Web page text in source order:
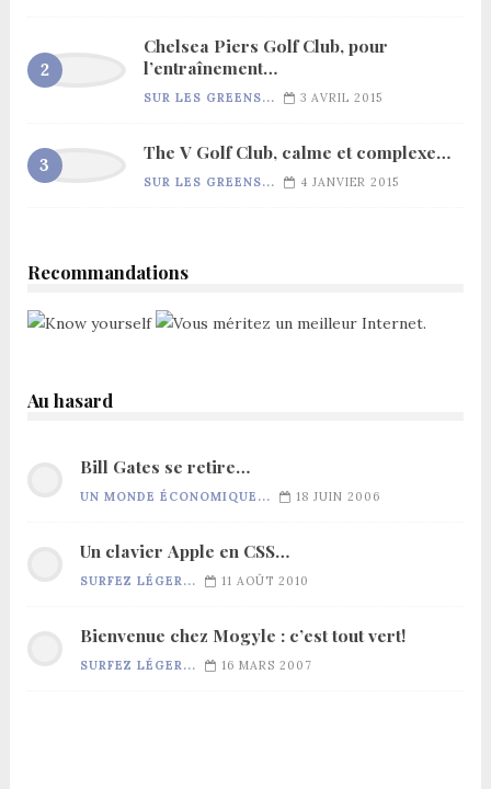
Chelsea Piers Golf Club, pour
l’entraînement…
SUR LES GREENS... 3 AVRIL 2015
The V Golf Club, calme et complexe…
SUR LES GREENS... 4 JANVIER 2015
Recommandations
Au hasard
Bill Gates se retire…
UN MONDE ÉCONOMIQUE... 18 JUIN 2006
Un clavier Apple en CSS…
SURFEZ LÉGER... 11 AOÛT 2010
Bienvenue chez Mogyle : c’est tout vert!
SURFEZ LÉGER... 16 MARS 2007